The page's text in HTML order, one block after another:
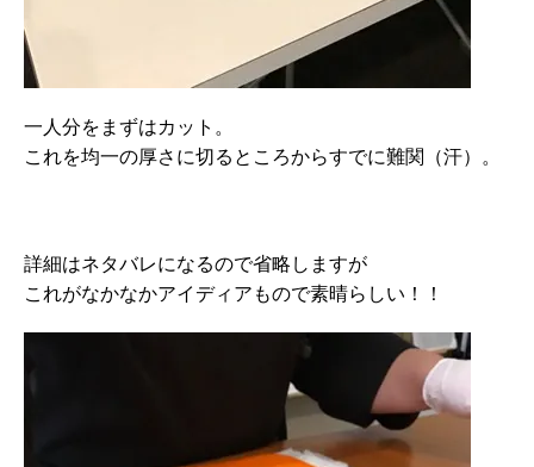
一人分をまずはカット。
これを均一の厚さに切るところからすでに難関（汗）。
詳細はネタバレになるので省略しますが
これがなかなかアイディアもので素晴らしい！！